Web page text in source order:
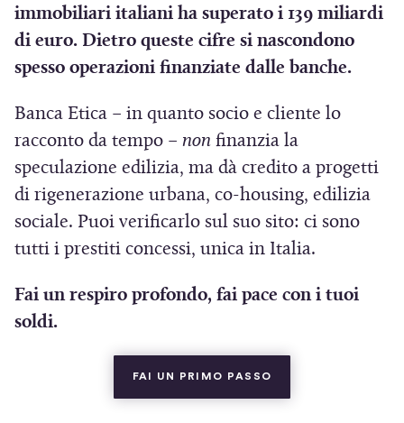
n
n
u
o
v
a
f
n
s
t
r
immobiliari italiani ha superato i 139 miliardi
di euro. Dietro queste cifre si nascondono
spesso operazioni finanziate dalle banche.
Banca Etica – in quanto socio e cliente lo
racconto da tempo – non finanzia la
speculazione edilizia, ma dà credito a progetti
di rigenerazione urbana, co-housing, edilizia
sociale. Puoi verificarlo sul suo sito: ci sono
tutti i prestiti concessi, unica in Italia.
Fai un respiro profondo, fai pace con i tuoi
soldi.
FAI UN PRIMO PASSO